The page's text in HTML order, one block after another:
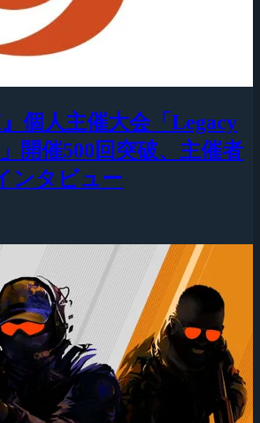
個人主催大会「Legacy
開催500回突破、主催者
ンタビュー